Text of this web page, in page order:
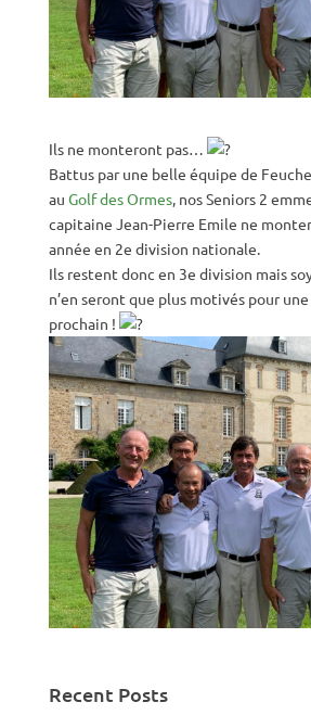
Ils ne monteront pas…
Battus par une belle équipe de
au Golf des Ormes, nos Seniors 2
capitaine Jean-Pierre Emile ne
année en 2e division nationale.
Ils restent donc en 3e division mais
n’en seront que plus motivés pour une
prochain !
Recent Posts